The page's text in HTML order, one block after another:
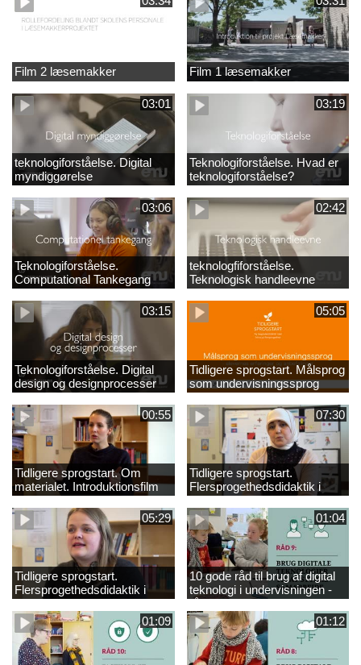
Film 2 læsemakker Film 1 læsemakker
03:01
teknologiforståelse. Digital
myndiggørelse
03:19
Teknologiforståelse. Hvad er
teknologiforståelse?
03:06
Teknologiforståelse.
Computational Tankegang
02:42
teknologfiforståelse.
Teknologisk handleevne
03:15
Teknologiforståelse. Digital
design og designprocesser
05:05
Tidligere sprogstart. Målsprog
som undervisningssprog
00:55
Tidligere sprogstart. Om
materialet. Introduktionsfilm
07:30
Tidligere sprogstart.
Flersprogethedsdidaktik i
fransk og tysk
05:29
Tidligere sprogstart.
Flersprogethedsdidaktik i
engelsk
01:04
10 gode råd til brug af digital
teknologi i undervisningen -
råd 9
01:09
01:12